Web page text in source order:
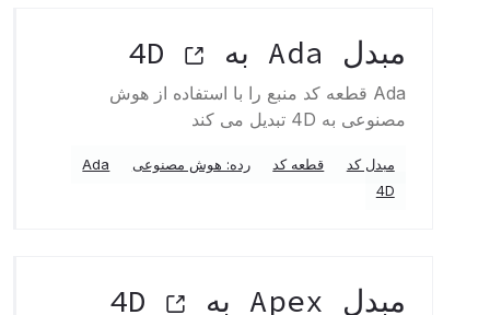
مبدل Ada به 4D
Ada قطعه کد منبع را با استفاده از هوش
مصنوعی به 4D تبدیل می کند
مبدل کد قطعه کد رده: هوش مصنوعی
Ada
4D
مبدل Apex به 4D